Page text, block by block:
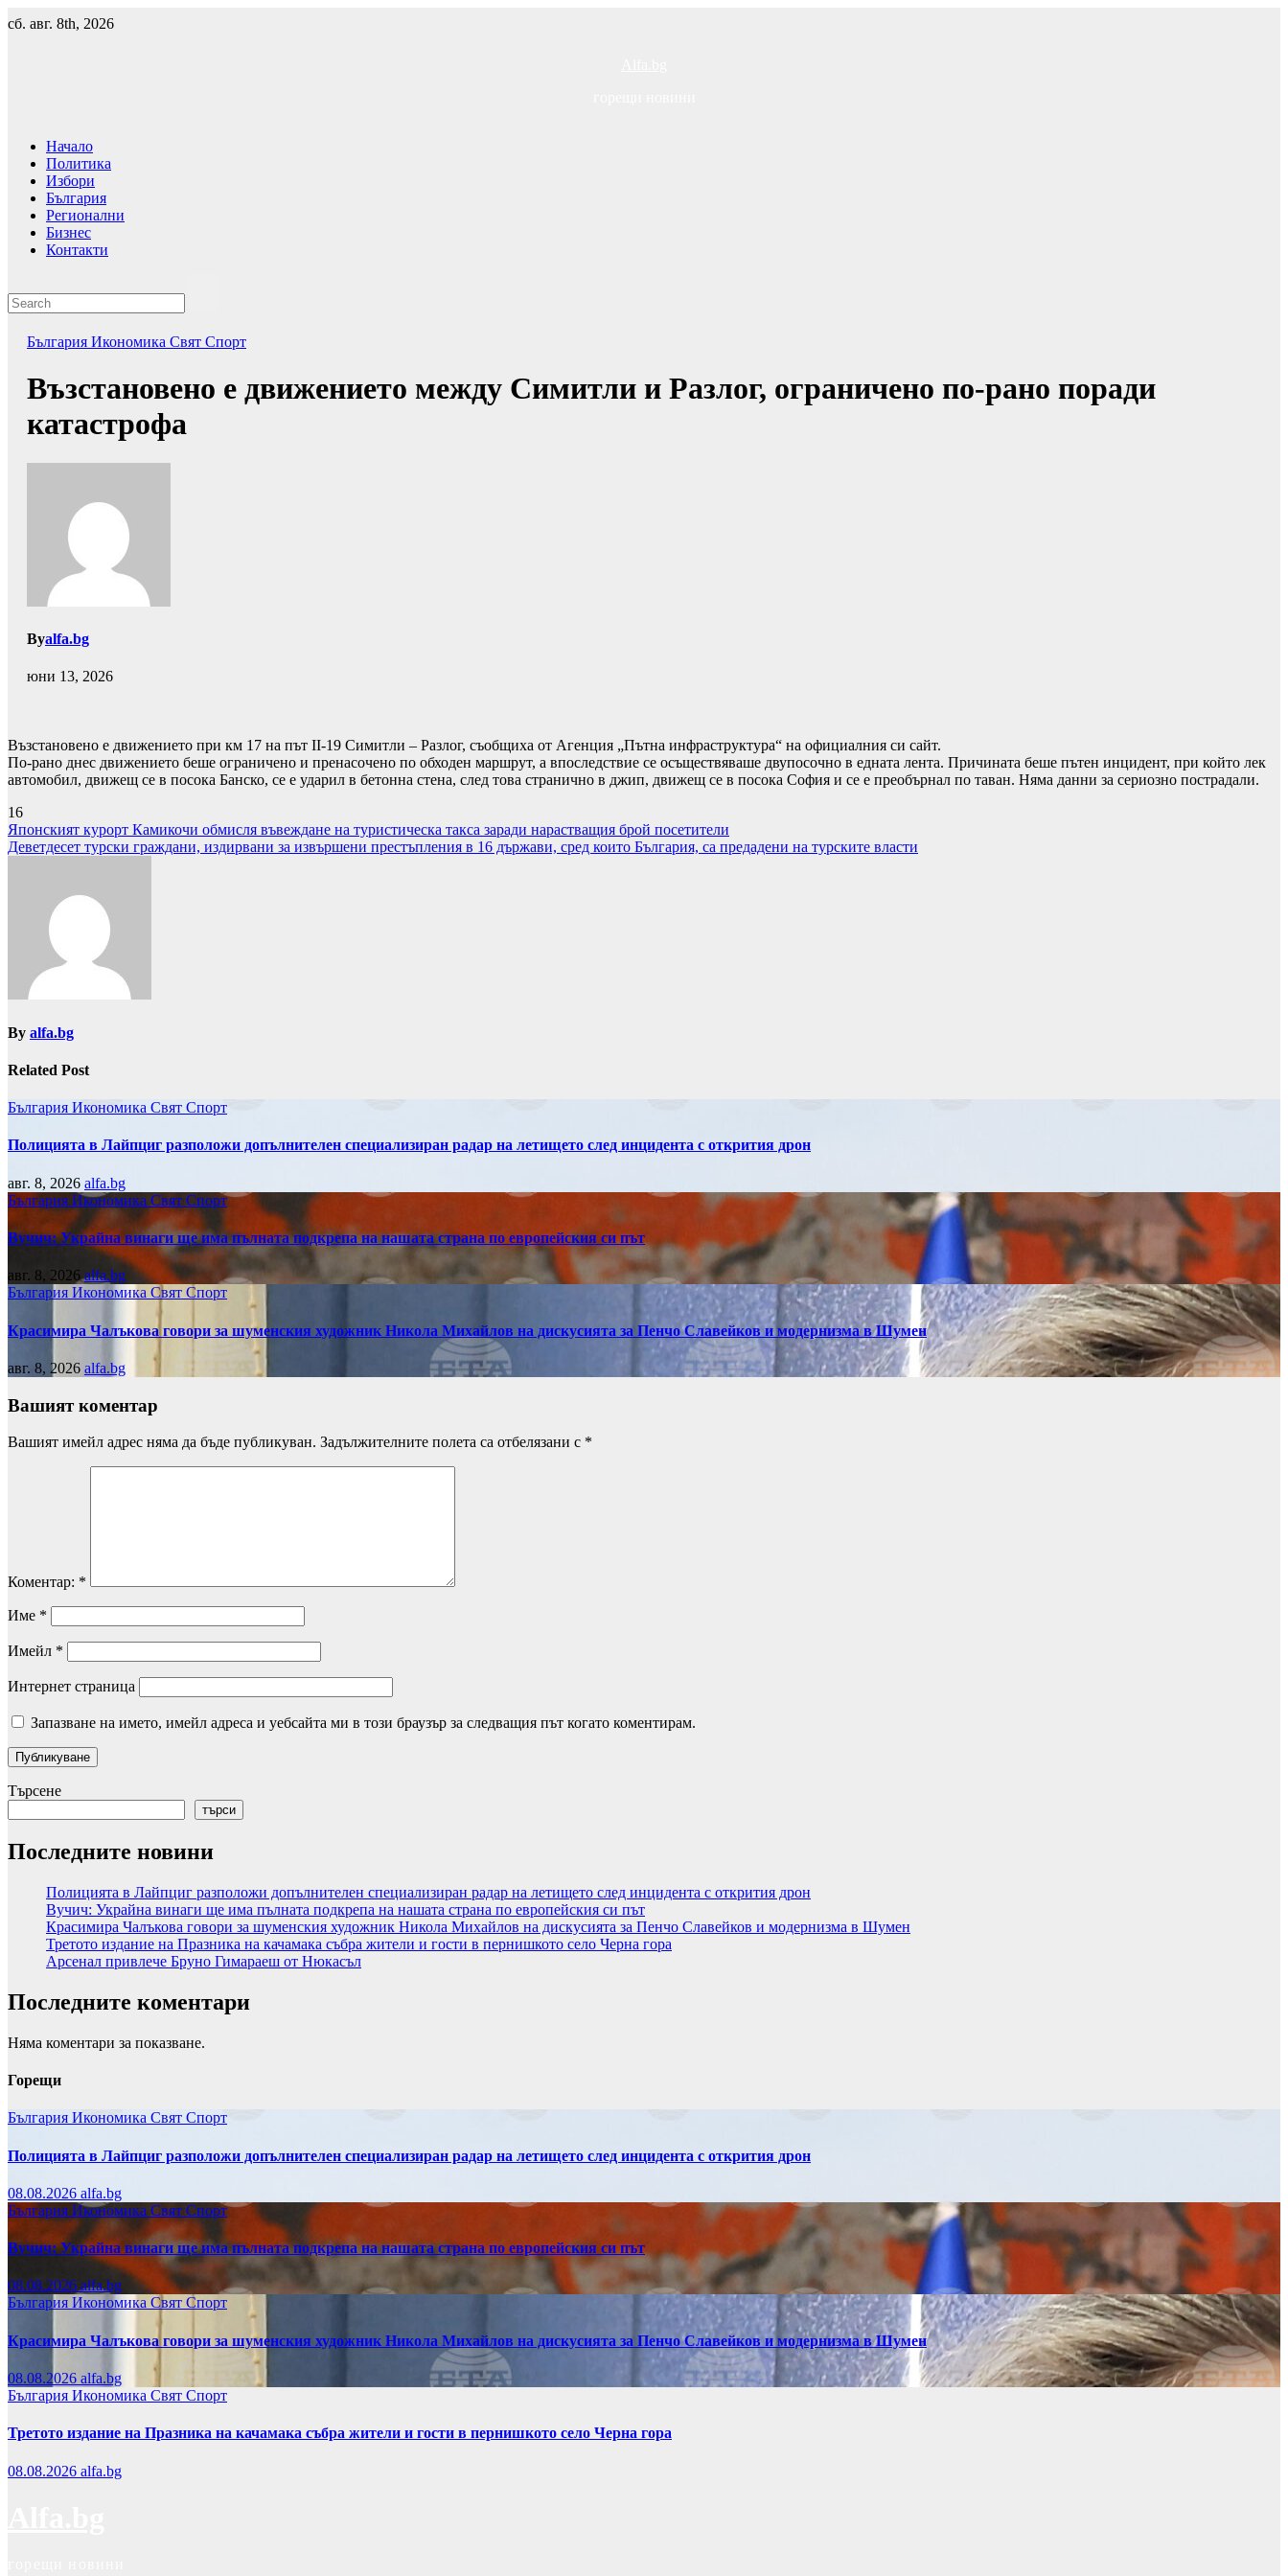
Skip
to
сб. авг. 8th, 2026
Начало
Политика
Избори
България
Регионални
Бизнес
Контакти
България Икономика Свят Спорт
Възстановено е движението между Симитли и Разлог, ограничено по-рано поради
катастрофа
Byalfa.bg
юни 13, 2026
Възстановено е движението при км 17 на път II-19 Симитли – Разлог, съобщиха от Агенция „Пътна инфраструктура“ на официалния си сайт.
По-рано днес движението беше ограничено и пренасочено по обходен маршрут, а впоследствие се осъществяваше двупосочно в едната лента. Причината беше пътен инцидент, при който лек
автомобил, движещ се в посока Банско, се е ударил в бетонна стена, след това странично в джип, движещ се в посока София и се е преобърнал по таван. Няма данни за сериозно пострадали.
16
Навигация
Японският курорт Камикочи обмисля въвеждане на туристическа такса заради нарастващия брой посетители
Деветдесет турски граждани, издирвани за извършени престъпления в 16 държави, сред които България, са предадени на турските власти
By alfa.bg
Related Post
България Икономика Свят Спорт
Полицията в Лайпциг разположи допълнителен специализиран радар на летището след инцидента с открития дрон
авг. 8, 2026 alfa.bg
България Икономика Свят Спорт
Вучич: Украйна винаги ще има пълната подкрепа на нашата страна по европейския си път
авг. 8, 2026alfa.bg
България Икономика Свят Спорт
Красимира Чалъкова говори за шуменския художник Никола Михайлов на дискусията за Пенчо Славейков и модернизма в Шумен
авг. 8, 2026 alfa.bg
Вашият коментар
Вашият имейл адрес няма да бъде публикуван. Задължителните полета са отбелязани с *
Коментар: *
Име *
Имейл *
Интернет страница
Запазване на името, имейл адреса и уебсайта ми в този браузър за следващия път когато коментирам.
Търсене
търси
Последните новини
Полицията в Лайпциг разположи допълнителен специализиран радар на летището след инцидента с открития дрон
Вучич: Украйна винаги ще има пълната подкрепа на нашата страна по европейския си път
Красимира Чалъкова говори за шуменския художник Никола Михайлов на дискусията за Пенчо Славейков и модернизма в Шумен
Третото издание на Празника на качамака събра жители и гости в пернишкото село Черна гора
Арсенал привлече Бруно Гимараеш от Нюкасъл
Последните коментари
Няма коментари за показване.
Горещи
България Икономика Свят Спорт
Полицията в Лайпциг разположи допълнителен специализиран радар на летището след инцидента с открития дрон
08.08.2026 alfa.bg
България Икономика Свят Спорт
Вучич: Украйна винаги ще има пълната подкрепа на нашата страна по европейския си път
08.08.2026 alfa.bg
България Икономика Свят Спорт
Красимира Чалъкова говори за шуменския художник Никола Михайлов на дискусията за Пенчо Славейков и модернизма в Шумен
08.08.2026 alfa.bg
България Икономика Свят Спорт
Третото издание на Празника на качамака събра жители и гости в пернишкото село Черна гора
08.08.2026 alfa.bg